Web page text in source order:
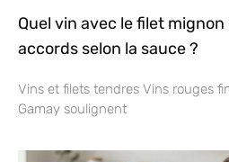
Quel vin avec le filet mignon
accords selon la sauce ?
Vins et filets tendres Vins rouges
Gamay soulignent